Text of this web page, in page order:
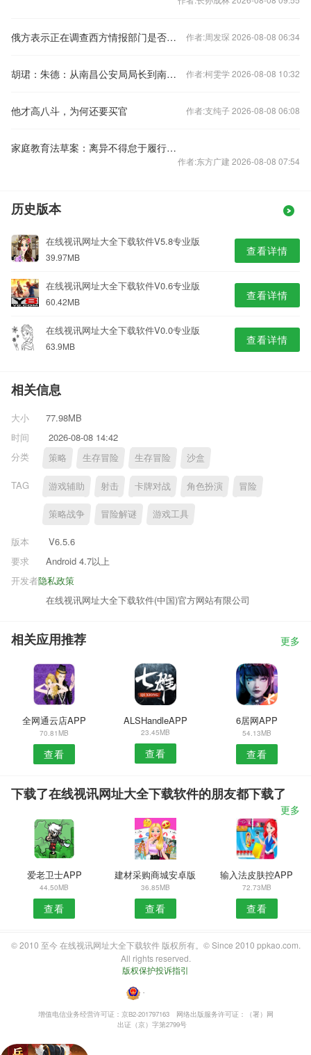
俄方表示正在调查西方情报部门是否参与瓦格纳事件 作者:周发琛 2026-08-08 06:34
胡珺：朱德：从南昌公安局局长到南昌起义的“参谋和向导” 作者:柯雯学 2026-08-08 10:32
他才高八斗，为何还要买官 作者:支纯子 2026-08-08 06:08
家庭教育法草案：离异不得怠于履行家庭教育责任
作者:东方广建 2026-08-08 07:54
历史版本
在线视讯网址大全下载软件V5.8专业版
39.97MB 查看详情
在线视讯网址大全下载软件V0.6专业版
60.42MB 查看详情
在线视讯网址大全下载软件V0.0专业版
63.9MB 查看详情
相关信息
大小
77.98MB
时间
2026-08-08 14:42
分类
策略 生存冒险 生存冒险 沙盒
TAG 游戏辅助 射击 卡牌对战 角色扮演 冒险
策略战争 冒险解谜 游戏工具
版本
V6.5.6
要求
Android 4.7以上
隐私政策
开发者
在线视讯网址大全下载软件(中国)官方网站有限公司
相关应用推荐 更多
全网通云店APP
70.81MB
查看
ALSHandleAPP
23.45MB
查看
6居网APP
54.13MB
查看
下载了在线视讯网址大全下载软件的朋友都下载了
更多
爱老卫士APP
44.50MB
查看
建材采购商城安卓版
36.85MB
查看
输入法皮肤控APP
72.73MB
查看
© 2010 至今 在线视讯网址大全下载软件 版权所有。© Since 2010 ppkao.com.
All rights reserved.
版权保护投诉指引
・
增值电信业务经营许可证：京B2-201797163
网络出版服务许可证：（署）网
出证（京）字第2799号